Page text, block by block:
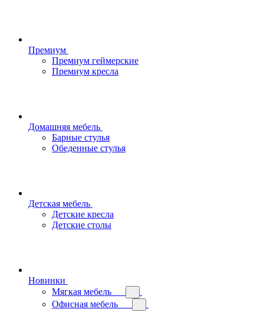
Премиум
Премиум геймерские
Премиум кресла
Домашняя мебель
Барные стулья
Обеденные стулья
Детская мебель
Детские кресла
Детские столы
Новинки
Мягкая мебель
Офисная мебель